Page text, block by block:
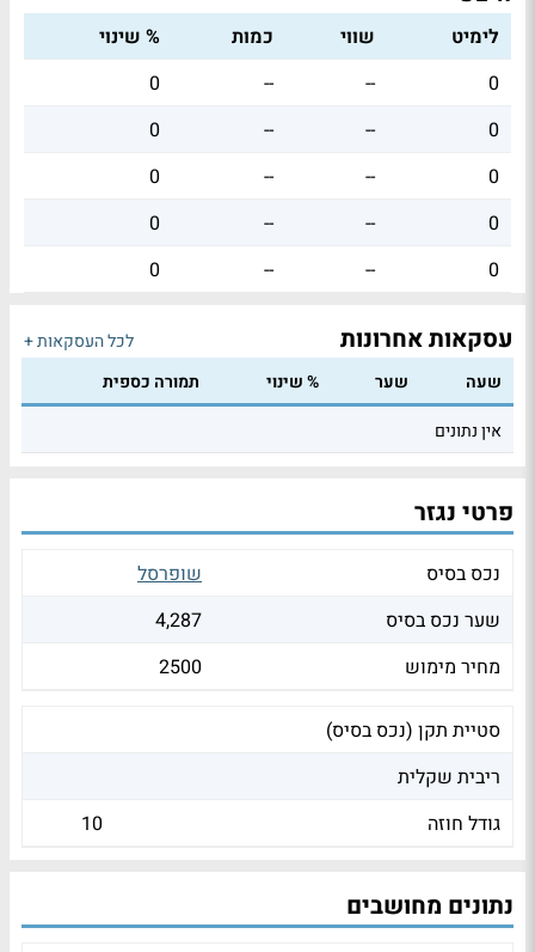
לימיט שווי כמות
% שינוי
0
--
--
0
0
--
--
0
0
--
--
0
0
--
--
0
0
--
--
0
עסקאות אחרונות
לכל העסקאות +
שעה
שער % שינוי
תמורה כספית
אין נתונים
פרטי נגזר
נכס בסיס
שופרסל
שער נכס בסיס
4,287
מחיר מימוש
2500
סטיית תקן (נכס בסיס)
ריבית שקלית
גודל חוזה
10
נתונים מחושבים